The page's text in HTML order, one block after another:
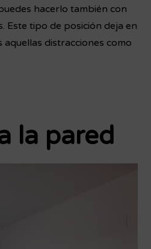
hacerlo también con
Este tipo de posición deja en
distracciones como
la pared